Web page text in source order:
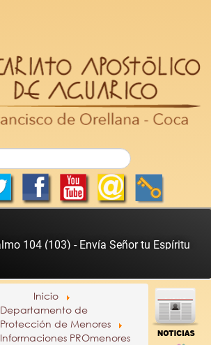
Inicio
Departamento de
Protección de Menores
Informaciones PROmenores